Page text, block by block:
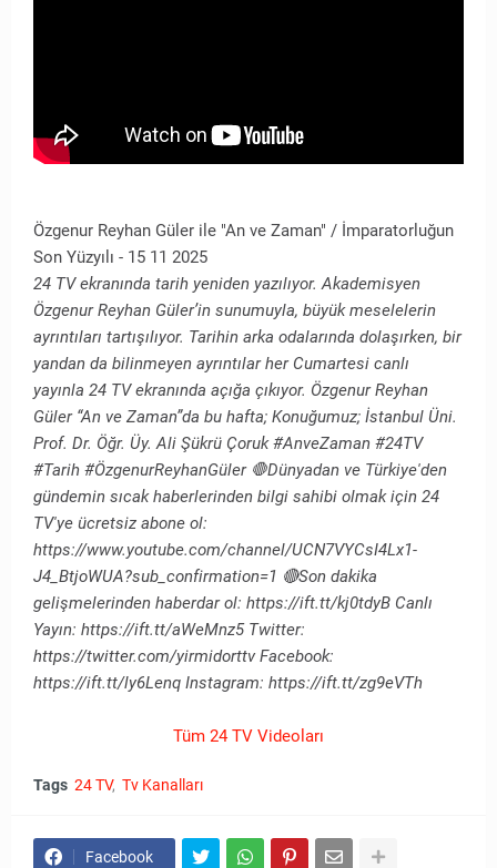
Özgenur Reyhan Güler ile "An ve Zaman" / İmparatorluğun
Son Yüzyılı - 15 11 2025
24 TV ekranında tarih yeniden yazılıyor. Akademisyen
Özgenur Reyhan Güler’in sunumuyla, büyük meselelerin
ayrıntıları tartışılıyor. Tarihin arka odalarında dolaşırken, bir
yandan da bilinmeyen ayrıntılar her Cumartesi canlı
yayınla 24 TV ekranında açığa çıkıyor. Özgenur Reyhan
Güler “An ve Zaman”da bu hafta; Konuğumuz; İstanbul Üni.
Prof. Dr. Öğr. Üy. Ali Şükrü Çoruk #AnveZaman #24TV
#Tarih #ÖzgenurReyhanGüler 🛑Dünyadan ve Türkiye'den
gündemin sıcak haberlerinden bilgi sahibi olmak için 24
TV'ye ücretsiz abone ol:
https://www.youtube.com/channel/UCN7VYCsI4Lx1-
J4_BtjoWUA?sub_confirmation=1 🔴Son dakika
gelişmelerinden haberdar ol: https://ift.tt/kj0tdyB Canlı
Yayın: https://ift.tt/aWeMnz5 Twitter:
https://twitter.com/yirmidorttv Facebook:
https://ift.tt/ly6Lenq Instagram: https://ift.tt/zg9eVTh
Tüm 24 TV Videoları
Tags 24 TV Tv Kanalları
Facebook